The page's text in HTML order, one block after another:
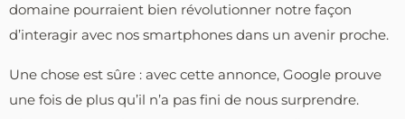
domaine pourraient bien révolutionner notre façon
d’interagir avec nos smartphones dans un avenir proche.
Une chose est sûre : avec cette annonce, Google prouve
une fois de plus qu’il n’a pas fini de nous surprendre.